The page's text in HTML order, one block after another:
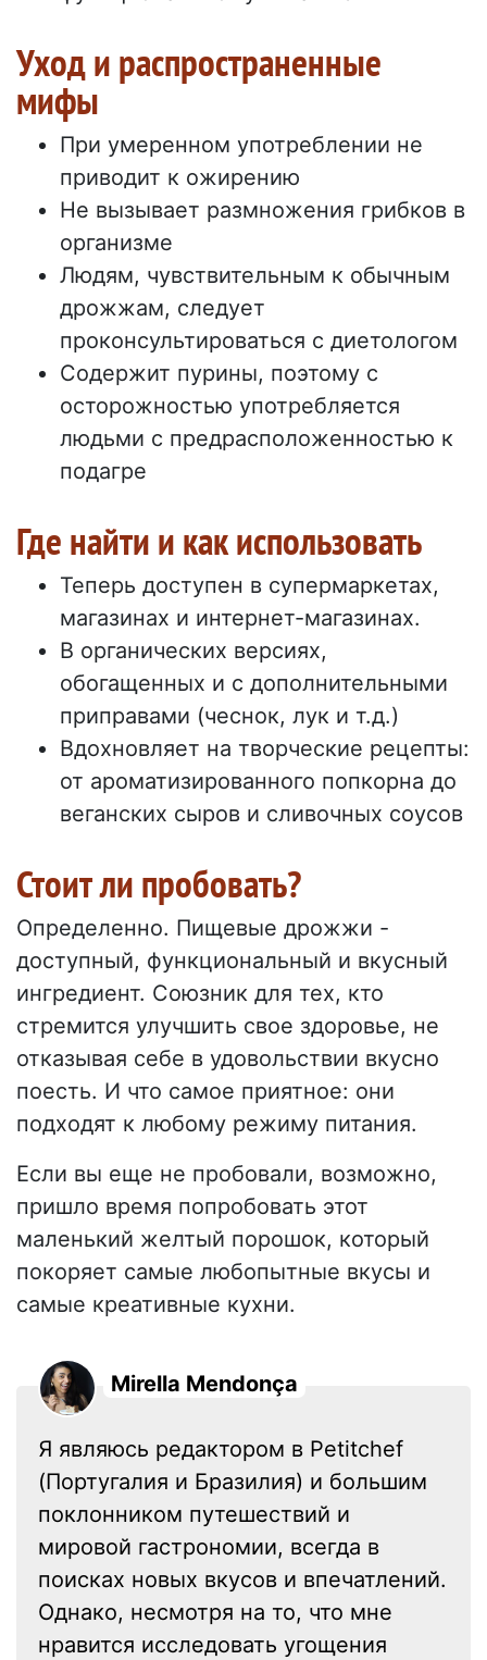
Уход и распространенные
мифы
При умеренном употреблении не
приводит к ожирению
Не вызывает размножения грибков в
организме
Людям, чувствительным к обычным
дрожжам, следует
проконсультироваться с диетологом
Содержит пурины, поэтому с
осторожностью употребляется
людьми с предрасположенностью к
подагре
Где найти и как использовать
Теперь доступен в супермаркетах,
магазинах и интернет-магазинах.
В органических версиях,
обогащенных и с дополнительными
приправами (чеснок, лук и т.д.)
Вдохновляет на творческие рецепты:
от ароматизированного попкорна до
веганских сыров и сливочных соусов
Стоит ли пробовать?
Определенно. Пищевые дрожжи -
доступный, функциональный и вкусный
ингредиент. Союзник для тех, кто
стремится улучшить свое здоровье, не
отказывая себе в удовольствии вкусно
поесть. И что самое приятное: они
подходят к любому режиму питания.
Если вы еще не пробовали, возможно,
пришло время попробовать этот
маленький желтый порошок, который
покоряет самые любопытные вкусы и
самые креативные кухни.
Mirella Mendonça
Я являюсь редактором в Petitchef
(Португалия и Бразилия) и большим
поклонником путешествий и
мировой гастрономии, всегда в
поисках новых вкусов и впечатлений.
Однако, несмотря на то, что мне
нравится исследовать угощения